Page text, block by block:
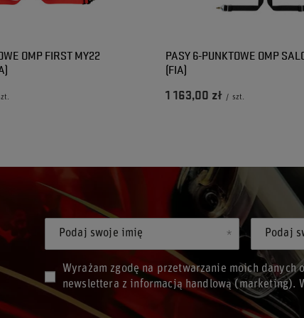
OMP FIRST MY22
PASY 6-PUNKTOWE OMP
(FIA)
1 163,00 zł / szt.
Podaj swoje imię Podaj
Wyrażam zgodę na przetwarzanie moich
newslettera z informacją handlową (marketing).